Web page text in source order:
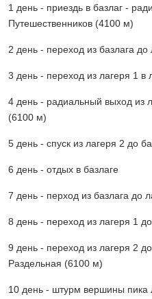
1 день - приездь в базлаг -
Путешественников (4100 м)
2 день - переход из базлага
3 день - переход из лагеря 1 в
4 день - радиальный выход из
(6100 м)
5 день - спуск из лагеря 2 до
6 день - отдых в базлаге
7 день - перход из базлага до
8 день - переход из лагеря 1
9 день - переход из лагеря 2
Раздельная (6100 м)
10 день - штурм вершины пика